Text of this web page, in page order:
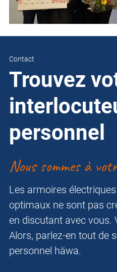
Contact
Trouvez
personnel
Nous sommes à
Les armoires
optimaux ne sont pas
en discutant avec vous.
Alors, parlez-en tout de
personnel häwa.